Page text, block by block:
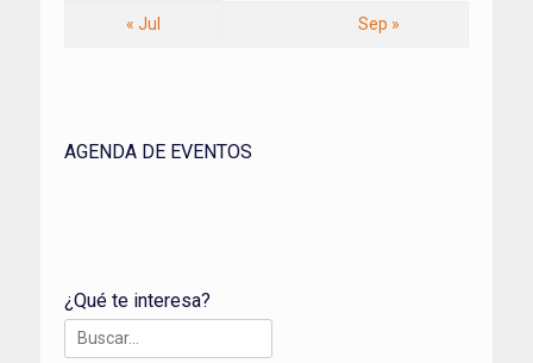
« Jul Sep »
AGENDA DE EVENTOS
¿Qué te interesa?
Buscar: